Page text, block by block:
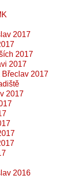
2017
2017
2017
Břeclav 2017
2017
2016